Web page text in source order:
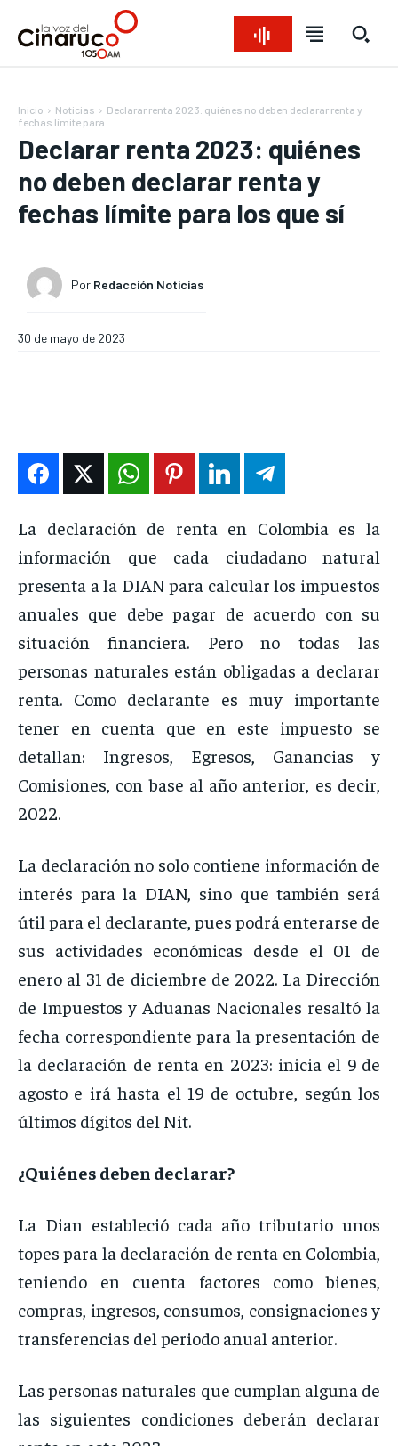
REGIONAL
DEPORTES
ENTRETENIMIENTO
EN VIVO
NOSOTROS
INSTITUCIONAL
PUATE CON NOSOTROS
REGIONAL
DEPORTES
ENTRETENIMIENTO
EN VIVO
NOSOTROS
INSTITUCIONAL
PUATE CON NOSOTROS
Bienvenido a La Voz del Cinaruco
REGIONAL NACIONAL
DEPORTES
ENTRETENIMIENTO
EN VIVO
NOSOTROS
INSTITUCIONAL
PUATE CON NOSOTROS
Bienvenido a La Voz del Cinaruco
REGIONAL NACIONAL
DEPORTES
ENTRETENIMIENTO
EN VIVO
NOSOTROS
INSTITUCIONAL
PUATE CON NOSOTROS
Inicio Noticias
Declarar renta 2023: quiénes no deben declarar renta y
fechas límite para...
Declarar renta 2023: quiénes
no deben declarar renta y
fechas límite para los que sí
Por Redacción Noticias
30 de mayo de 2023
La declaración de renta en Colombia es la
información que cada ciudadano natural
presenta a la DIAN para calcular los impuestos
anuales que debe pagar de acuerdo con su
situación financiera. Pero no todas las
personas naturales están obligadas a declarar
renta. Como declarante es muy importante
tener en cuenta que en este impuesto se
detallan: Ingresos, Egresos, Ganancias y
Comisiones, con base al año anterior, es decir,
2022.
La declaración no solo contiene información de
interés para la DIAN, sino que también será
útil para el declarante, pues podrá enterarse de
sus actividades económicas desde el 01 de
enero al 31 de diciembre de 2022. La Dirección
de Impuestos y Aduanas Nacionales resaltó la
fecha correspondiente para la presentación de
la declaración de renta en 2023: inicia el 9 de
agosto e irá hasta el 19 de octubre, según los
últimos dígitos del Nit.
¿Quiénes deben declarar?
La Dian estableció cada año tributario unos
topes para la declaración de renta en Colombia,
teniendo en cuenta factores como bienes,
compras, ingresos, consumos, consignaciones y
transferencias del periodo anual anterior.
Las personas naturales que cumplan alguna de
las siguientes condiciones deberán declarar